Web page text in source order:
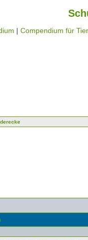
| Compendium für